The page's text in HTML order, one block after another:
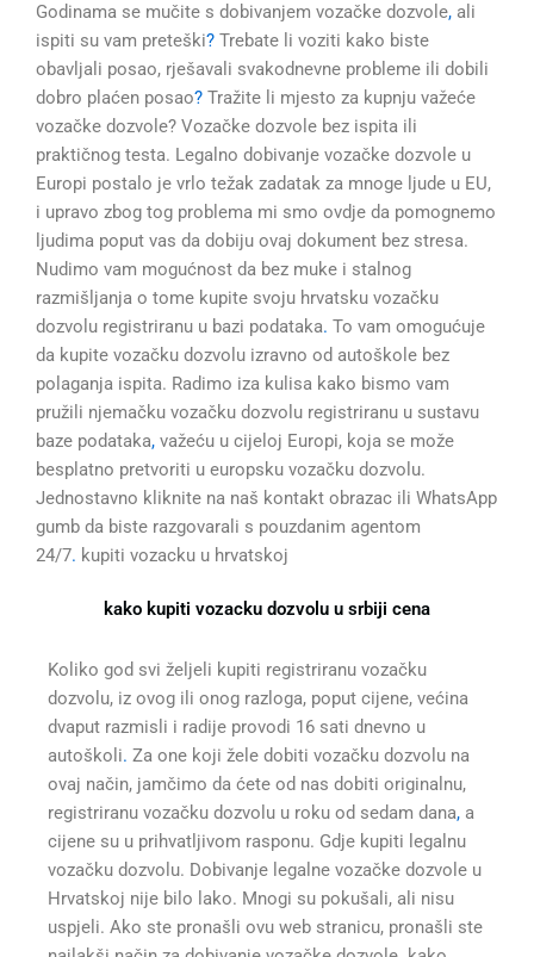
Godinama se mučite s dobivanjem vozačke dozvole, ali
ispiti su vam preteški? Trebate li voziti kako biste
obavljali posao, rješavali svakodnevne probleme ili dobili
dobro plaćen posao? Tražite li mjesto za kupnju važeće
vozačke dozvole? Vozačke dozvole bez ispita ili
praktičnog testa. Legalno dobivanje vozačke dozvole u
Europi postalo je vrlo težak zadatak za mnoge ljude u EU,
i upravo zbog tog problema mi smo ovdje da pomognemo
ljudima poput vas da dobiju ovaj dokument bez stresa.
Nudimo vam mogućnost da bez muke i stalnog
razmišljanja o tome kupite svoju hrvatsku vozačku
dozvolu registriranu u bazi podataka. To vam omogućuje
da kupite vozačku dozvolu izravno od autoškole bez
polaganja ispita. Radimo iza kulisa kako bismo vam
pružili njemačku vozačku dozvolu registriranu u sustavu
baze podataka, važeću u cijeloj Europi, koja se može
besplatno pretvoriti u europsku vozačku dozvolu.
Jednostavno kliknite na naš kontakt obrazac ili WhatsApp
gumb da biste razgovarali s pouzdanim agentom
24/7. kupiti vozacku u hrvatskoj
kako kupiti vozacku dozvolu u srbiji cena
Koliko god svi željeli kupiti registriranu vozačku
dozvolu, iz ovog ili onog razloga, poput cijene, većina
dvaput razmisli i radije provodi 16 sati dnevno u
autoškoli. Za one koji žele dobiti vozačku dozvolu na
ovaj način, jamčimo da ćete od nas dobiti originalnu,
registriranu vozačku dozvolu u roku od sedam dana, a
cijene su u prihvatljivom rasponu. Gdje kupiti legalnu
vozačku dozvolu. Dobivanje legalne vozačke dozvole u
Hrvatskoj nije bilo lako. Mnogi su pokušali, ali nisu
uspjeli. Ako ste pronašli ovu web stranicu, pronašli ste